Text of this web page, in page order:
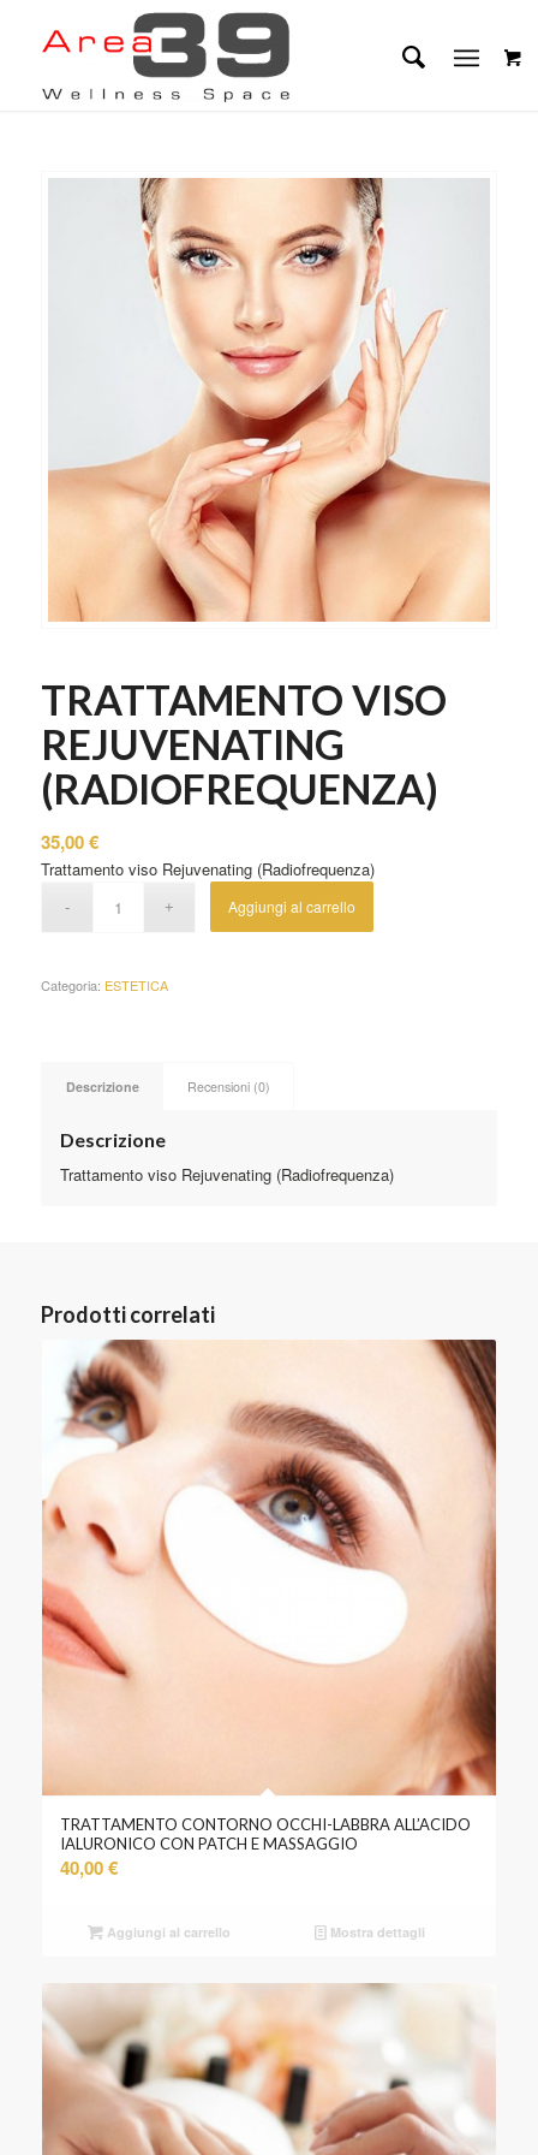
TRATTAMENTO VISO
REJUVENATING
(RADIOFREQUENZA)
35,00€
Trattamento viso Rejuvenating (Radiofrequenza)
Aggiungi al carrello
Categoria: ESTETICA
Descrizione Recensioni (0)
Descrizione
Trattamento viso Rejuvenating (Radiofrequenza)
Prodotti correlati
TRATTAMENTO CONTORNO OCCHI-LABBRA ALL’ACIDO
IALURONICO CON PATCH E MASSAGGIO
40,00€
Aggiungi al carrello Mostra dettagli